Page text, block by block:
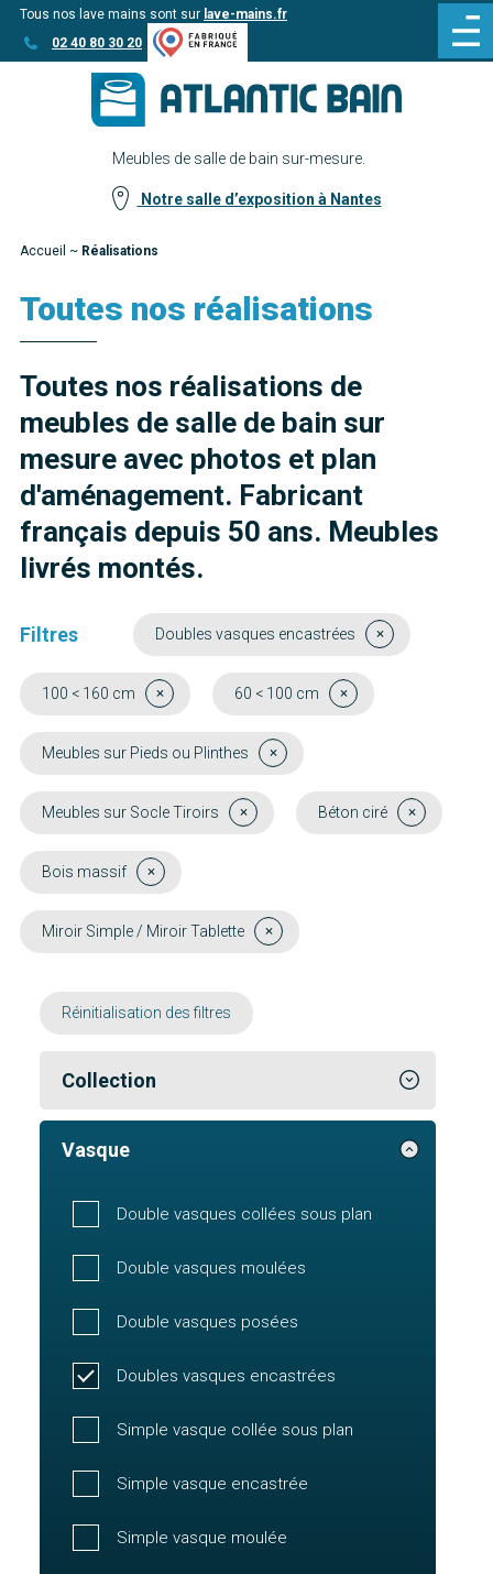
Aller
au
Aller au
contenu
Tous nos lave mains sont sur lave-mains.fr
02 40 80 30 20
Meubles de salle de bain sur-mesure.
Notre salle d’exposition à Nantes
Accueil ~ Réalisations
Toutes nos réalisations
Toutes nos réalisations de
meubles de salle de bain sur
mesure avec photos et plan
d'aménagement. Fabricant
français depuis 50 ans. Meubles
livrés montés.
Filtres Doubles vasques encastrées
100 < 160 cm 60 < 100 cm
Meubles sur Pieds ou Plinthes
Meubles sur Socle Tiroirs Béton ciré
Bois massif
Miroir Simple / Miroir Tablette
Réinitialisation des filtres
Collection
Vasque
Double vasques collées sous plan
Double vasques moulées
Double vasques posées
Doubles vasques encastrées
Simple vasque collée sous plan
Simple vasque encastrée
Simple vasque moulée